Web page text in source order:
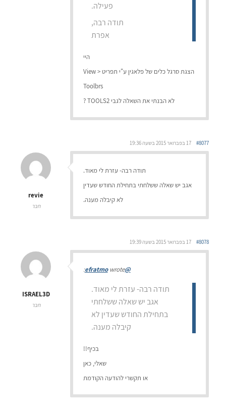
פעילה.
תודה רבה,
אפרת
היי
הצגת סרגל כלים של פלאגין ע"י תפריט View >
Toolbrs
לא הבנתי את השאלה לגבי TOOLS2 ?
17 בפברואר 2015 בשעה 19:36 #8077
revie
חבר
תודה רבה- עזרת לי מאוד.
אגב יש שאלה ששלחתי בתחילת החודש שעדין
לא קיבלה מענה.
17 בפברואר 2015 בשעה 19:39 #8078
ISRAEL3D
חבר
@efratmo
wrote:
תודה רבה- עזרת לי מאוד.
אגב יש שאלה ששלחתי
בתחילת החודש שעדין לא
קיבלה מענה.
בכיף!!
שאלי, כאן
או תקשרי להודעה הקודמת